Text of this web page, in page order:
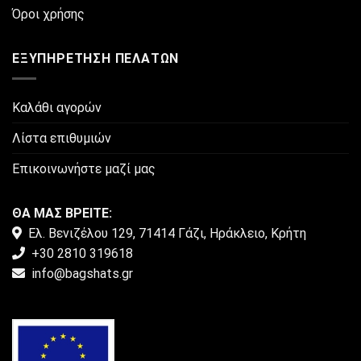
προϊόντος
Όροι χρήσης
ΕΞΥΠΗΡΈΤΗΣΗ ΠΕΛΑΤΏΝ
Καλάθι αγορών
Λίστα επιθυμιών
Επικοινωνήστε μαζί μας
ΘΑ ΜΑΣ ΒΡΕΙΤΕ:
Ελ. Βενιζέλου 129, 71414 Γάζι, Ηράκλειο, Κρήτη
+30 2810 319618
info@bagshats.gr